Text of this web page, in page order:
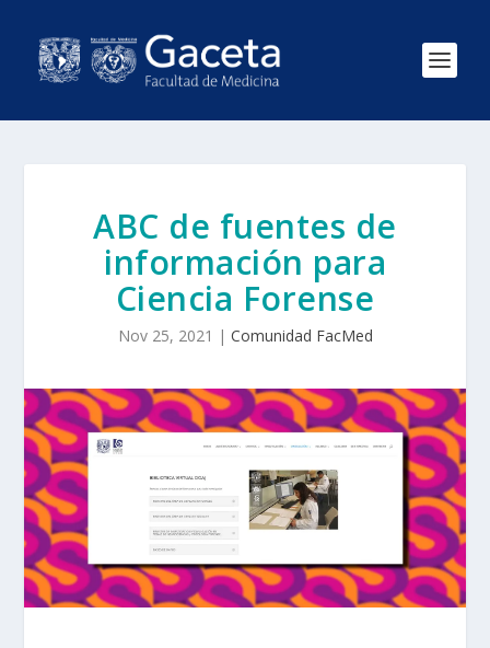
ABC de fuentes de
información para
Ciencia Forense
Nov 25, 2021 | Comunidad FacMed